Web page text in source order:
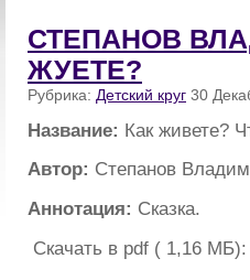
СТЕПАНОВ
ЖУЕТЕ?
Рубрика: Детский круг 30
Название: Как живете?
Автор: Степанов
Аннотация: Сказка.
Скачать в pdf ( 1,16 МБ):